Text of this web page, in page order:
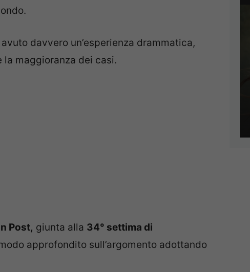
davvero un’esperienza drammatica,
maggioranza dei casi.
Post, giunta alla 34° settima di
approfondito sull’argomento adottando